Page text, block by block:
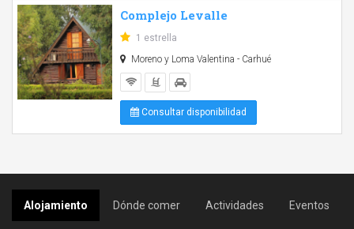
Complejo Levalle
1 estrella
Moreno y Loma Valentina - Carhué
Consultar disponibilidad
Alojamiento Dónde comer Actividades Eventos